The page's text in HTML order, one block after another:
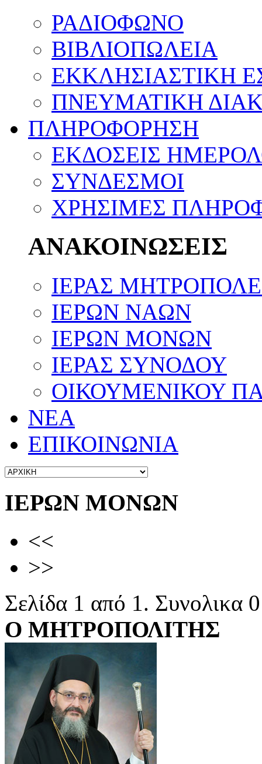
ΡΑΔΙΟΦΩΝΟ
ΒΙΒΛΙΟΠΩΛΕΙΑ
ΕΚΚΛΗΣΙΑΣΤΙΚΗ
ΠΝΕΥΜΑΤΙΚΗ
ΠΛΗΡΟΦΟΡΗΣΗ
ΕΚΔΟΣΕΙΣ
ΣΥΝΔΕΣΜΟΙ
ΧΡΗΣΙΜΕΣ
ΑΝΑΚΟΙΝΩΣΕΙΣ
ΙΕΡΑΣ
ΙΕΡΩΝ ΝΑΩΝ
ΙΕΡΩΝ ΜΟΝΩΝ
ΙΕΡΑΣ ΣΥΝΟΔΟΥ
ΟΙΚΟΥΜΕΝΙΚΟΥ
ΝΕΑ
ΕΠΙΚΟΙΝΩΝΙΑ
ΙΕΡΩΝ ΜΟΝΩΝ
<<
>>
Σελίδα 1 από 1. Συνολικα
Ο ΜΗΤΡΟΠΟΛΙΤΗΣ